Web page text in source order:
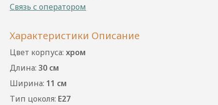
Связь с оператором
Характеристики Описание
Цвет корпуса: хром
Длина: 30 см
Ширина: 11 см
Тип цоколя: Е27